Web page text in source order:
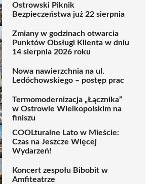
Ostrowski Piknik
Bezpieczeństwa już 22 sierpnia
Zmiany w godzinach otwarcia
Punktów Obsługi Klienta w dniu
14 sierpnia 2026 roku
Nowa nawierzchnia na ul.
Ledóchowskiego – postęp prac
Termomodernizacja „Łącznika”
w Ostrowie Wielkopolskim na
finiszu
COOLturalne Lato w Mieście:
Czas na Jeszcze Więcej
Wydarzeń!
Koncert zespołu Bibobit w
Amfiteatrze